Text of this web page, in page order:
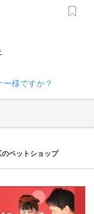
様ですか？
ペットショップ